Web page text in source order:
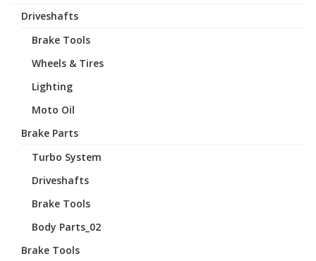
Driveshafts
Brake Tools
Wheels & Tires
Lighting
Moto Oil
Brake Parts
Turbo System
Driveshafts
Brake Tools
Body Parts_02
Brake Tools